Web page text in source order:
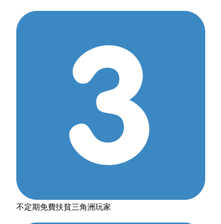
不定期免費扶貧三角洲玩家